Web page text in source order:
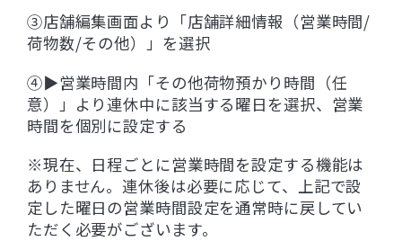
③店舗編集画面より「店舗詳細情報（営業時間/
荷物数/その他）」を選択
④▶︎営業時間内「その他荷物預かり時間（任
意）」より連休中に該当する曜日を選択、営業
時間を個別に設定する
※現在、日程ごとに営業時間を設定する機能は
ありません。連休後は必要に応じて、上記で設
定した曜日の営業時間設定を通常時に戻してい
ただく必要がございます。